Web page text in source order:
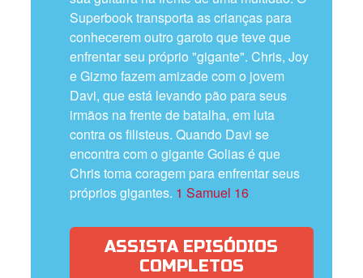
Superbook transporta as crianças para
conhecerem outro garoto que teve que
enfrentar seu próprio "gigante". Chris, Joy
e Gizmo fazem amizade com o jovem
Davi, que está levando pão para seus
irmãos na frente de batalha, em luta
contra os filisteus. Quando Davi se
encontra com o gigante Golias é que
Chris toma coragem para enfrentar seus
próprios gigantes. 1 Samuel 16
ASSISTA EPISÓDIOS
COMPLETOS